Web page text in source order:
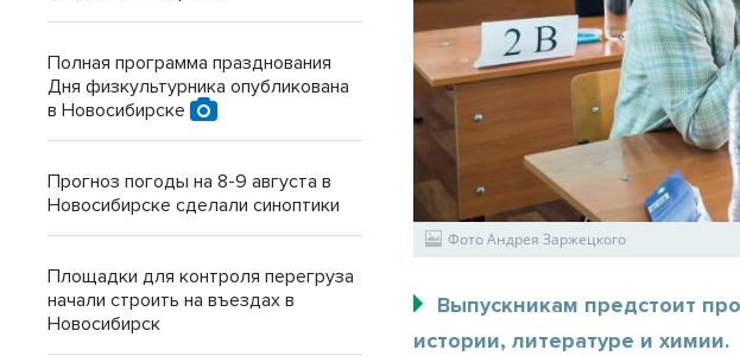
Фото Андрея Заржецкого
Выпускникам предстоит
истории, литературе и химии.
Полная программа празднования
Дня физкультурника опубликована
в Новосибирске
Прогноз погоды на 8-9 августа в
Новосибирске сделали синоптики
Площадки для контроля перегруза
начали строить на въездах в
Новосибирск